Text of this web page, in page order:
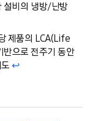
설비의 냉방/난방
제품의 LCA(Life
으로 전주기 동안
도↩︎